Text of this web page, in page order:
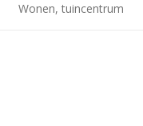
Wonen, tuincentrum